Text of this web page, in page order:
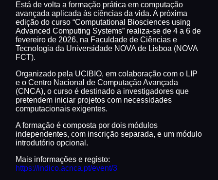
Está de volta a formação prática em computação
avançada aplicada às ciências da vida. A próxima
edição do curso “Computational Biosciences using
Advanced Computing Systems” realiza-se de 4 a 6 de
fevereiro de 2026, na Faculdade de Ciências e
Tecnologia da Universidade NOVA de Lisboa (NOVA
FCT).
Organizado pela UCIBIO, em colaboração com o LIP
e o Centro Nacional de Computação Avançada
(CNCA), o curso é destinado a investigadores que
pretendem iniciar projetos com necessidades
computacionais exigentes.
A formação é composta por dois módulos
independentes, com inscrição separada, e um módulo
introdutório opcional.
Mais informações e registo:
https://indico.acnca.pt/event/3